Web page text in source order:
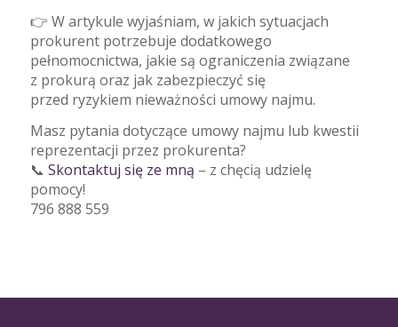
👉 W artykule wyjaśniam, w jakich sytuacjach
prokurent potrzebuje dodatkowego
pełnomocnictwa, jakie są ograniczenia związane
z prokurą oraz jak zabezpieczyć się
przed ryzykiem nieważności umowy najmu.
Masz pytania dotyczące umowy najmu lub kwestii
reprezentacji przez prokurenta?
📞 Skontaktuj się ze mną – z chęcią udzielę
pomocy!
796 888 559